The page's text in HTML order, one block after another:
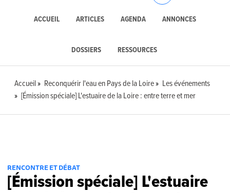
ACCUEIL ARTICLES AGENDA ANNONCES
DOSSIERS RESSOURCES
Accueil Reconquérir l'eau en Pays de la Loire
Les événements
[Émission spéciale] L'estuaire de la Loire : entre terre et mer
RENCONTRE ET DÉBAT
[Émission spéciale] L'estuaire